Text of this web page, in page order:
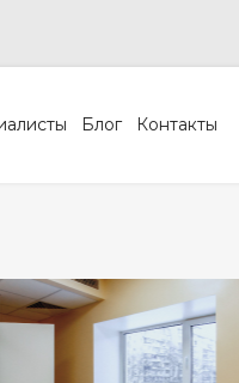
Блог Контакты